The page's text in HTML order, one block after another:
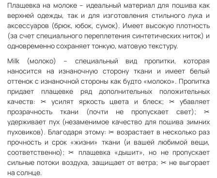
Плащевка на молоке – идеальный материал для пошива как
верхней одежды, так и для изготовления стильного лука и
аксессуаров (брюк, юбок, сумок). Имеет высокую плотность
(за счет специального переплетения синтетических ниток) и
одновременно сохраняет тонкую, матовую текстуру.
Milk (молоко) – специальный вид пропитки, которая
наносится на изнаночную сторону ткани и имеет белый
оттенок с изнаночной стороны как будто «молоко». Пропитка
придает плащевке ряд дополнительных положительных
качеств: ✂ усилят яркость цвета и блеск; ✂ убавляет
прозрачность ткани (почти не пропускает свет); ✂
удерживает пух (незаменимое качество для пошива зимних
пуховиков). Благодаря этому: ✂ возрастает в несколько раз
прочность и срок «жизни» ткани (и вашей любимой вещи,
соответственно); ✂ плащевка «дышит», но не пропускает
сильные потоки воздуха, защищает от ветра; ✂ не выгорает
на солнце.